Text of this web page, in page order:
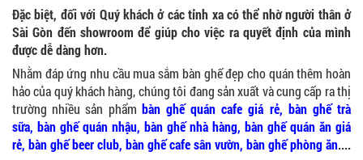
Đặc biệt, đối với Quý khách ở các tỉnh xa có thể nhờ người thân ở
Sài Gòn đến showroom để giúp cho việc ra quyết định của mình
được dễ dàng hơn.
Nhằm đáp ứng nhu cầu mua sắm bàn ghế đẹp cho quán thêm hoàn
hảo của quý khách hàng, chúng tôi đang sản xuất và cung cấp ra thị
trường nhiều sản phẩm bàn ghế quán cafe giá rẻ, bàn ghế trà
sữa, bàn ghế quán nhậu, bàn ghế nhà hàng, bàn ghế quán ăn giá
rẻ, bàn ghế beer club, bàn ghế cafe sân vườn, bàn ghế phòng ăn....